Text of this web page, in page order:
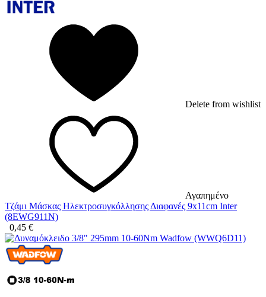
Delete from wishlist
Αγαπημένο
Τζάμι Μάσκας Ηλεκτροσυγκόλλησης Διαφανές 9x11cm Inter
(8EWG911N)
0,45 €